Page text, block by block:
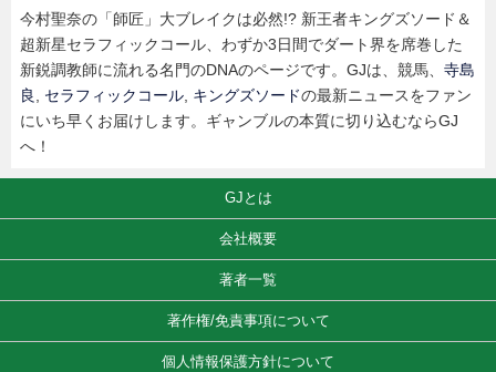
今村聖奈の「師匠」大ブレイクは必然!? 新王者キングズソード＆
超新星セラフィックコール、わずか3日間でダート界を席巻した
新鋭調教師に流れる名門のDNAのページです。GJは、競馬、 寺島
良
セラフィックコール キングズソードの最新ニュースをファン
にいち早くお届けします。ギャンブルの本質に切り込むならGJ
へ！
GJとは
会社概要
著者一覧
著作権/免責事項について
個人情報保護方針について